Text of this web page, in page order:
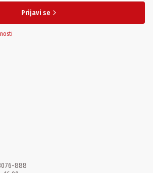
Prijavi se
888